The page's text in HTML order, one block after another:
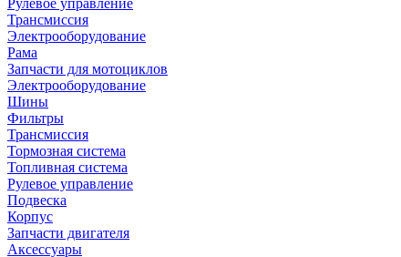
Рулевое управление
Трансмиссия
Электрооборудование
Рама
Запчасти для мотоциклов
Электрооборудование
Шины
Фильтры
Трансмиссия
Тормозная система
Топливная система
Рулевое управление
Подвеска
Корпус
Запчасти двигателя
Аксессуары